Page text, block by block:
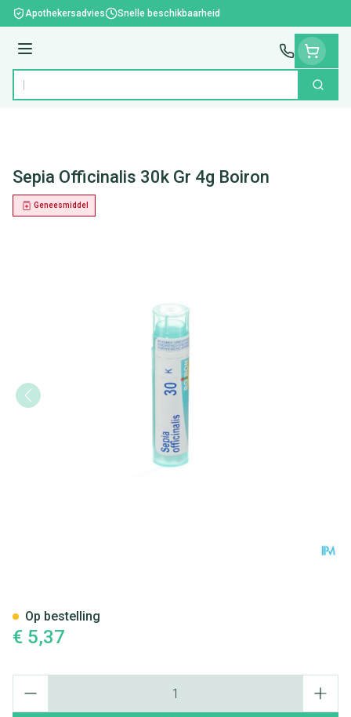
Ga naar de inhoud
Apothekersadvies Snelle beschikbaarheid
Menu
Product, merk, categorie... Zoek
Sepia Officinalis 30k Gr 4g Boiron
Geneesmiddel
€ 5,37
Op bestelling